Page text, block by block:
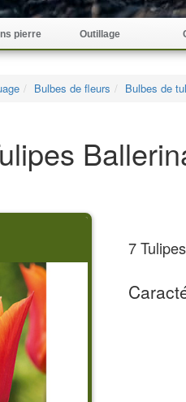
pierre Outillage
Bulbes de fleurs Bulbes de
7